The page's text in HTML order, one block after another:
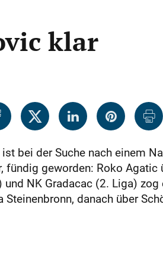
klar
bei der Suche nach einem
geworden: Roko
NK Gradacac (2. Liga)
danach über